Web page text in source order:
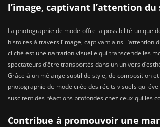
l’image, captivant l’attention
La photographie de mode offre la possibilité unique
histoires à travers l’image, captivant ainsi l’attention
cliché est une narration visuelle qui transcende les
spectateurs d’être transportés dans un univers
Grâce à un mélange subtil de style, de composition et
photographie de mode crée des récits visuels qui
suscitent des réactions profondes chez ceux qui les
Contribue à promouvoir une